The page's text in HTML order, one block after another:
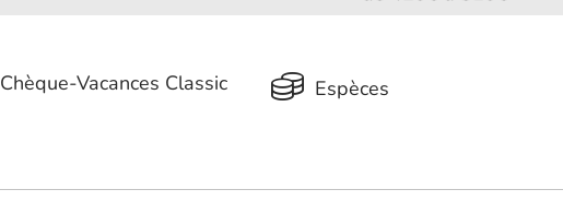
Chèque-Vacances Classic Espèces